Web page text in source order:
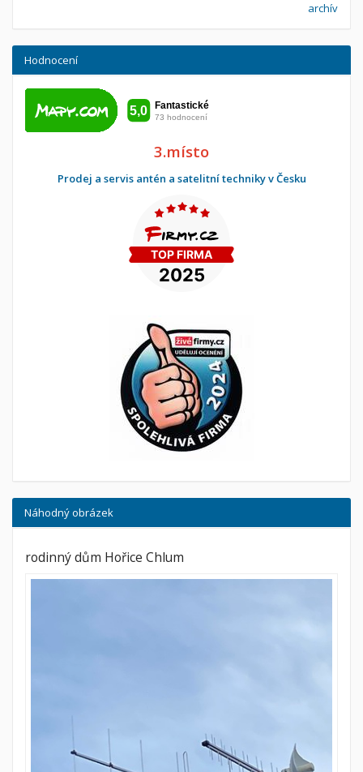
archív
Hodnocení
3.místo
Prodej a servis antén a satelitní techniky v Česku
Náhodný obrázek
rodinný dům Hořice Chlum